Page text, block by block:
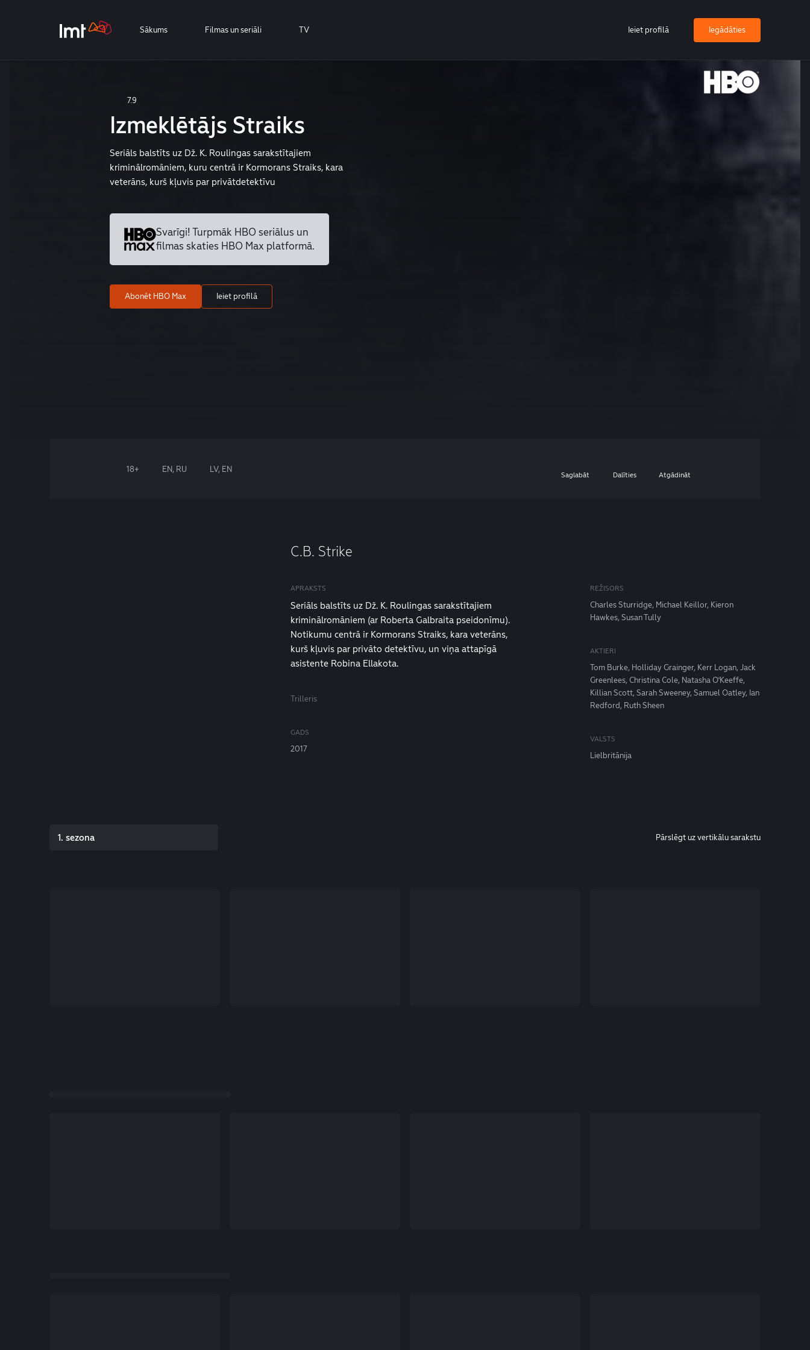
Sākums Filmas un seriāli TV Ieiet profilā Iegādāties
7.9
Izmeklētājs Straiks
Seriāls balstīts uz Dž. K. Roulingas sarakstītajiem
kriminālromāniem, kuru centrā ir Kormorans Straiks, kara
veterāns, kurš kļuvis par privātdetektīvu
Svarīgi! Turpmāk HBO seriālus un
filmas skaties HBO Max platformā.
Abonēt HBO Max Ieiet profilā
18+ EN, RU LV, EN
Saglabāt Dalīties Atgādināt
C.B. Strike
APRAKSTS
Seriāls balstīts uz Dž. K. Roulingas sarakstītajiem
kriminālromāniem (ar Roberta Galbraita pseidonīmu).
Notikumu centrā ir Kormorans Straiks, kara veterāns,
kurš kļuvis par privāto detektīvu, un viņa attapīgā
asistente Robina Ellakota.
Trilleris
GADS
2017
REŽISORS
Charles Sturridge, Michael Keillor, Kieron
Hawkes, Susan Tully
AKTIERI
Tom Burke, Holliday Grainger, Kerr Logan, Jack
Greenlees, Christina Cole, Natasha O'Keeffe,
Killian Scott, Sarah Sweeney, Samuel Oatley, Ian
Redford, Ruth Sheen
VALSTS
Lielbritānija
1. sezona Pārslēgt uz vertikālu sarakstu